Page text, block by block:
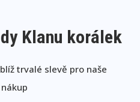
Klanu korálek
trvalé slevě pro naše